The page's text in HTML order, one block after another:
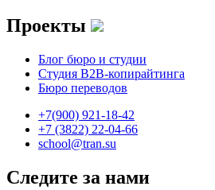
Проекты
Блог бюро и студии
Студия B2B-копирайтинга
Бюро переводов
+7(900) 921-18-42
+7 (3822) 22-04-66
school@tran.su
Следите за нами